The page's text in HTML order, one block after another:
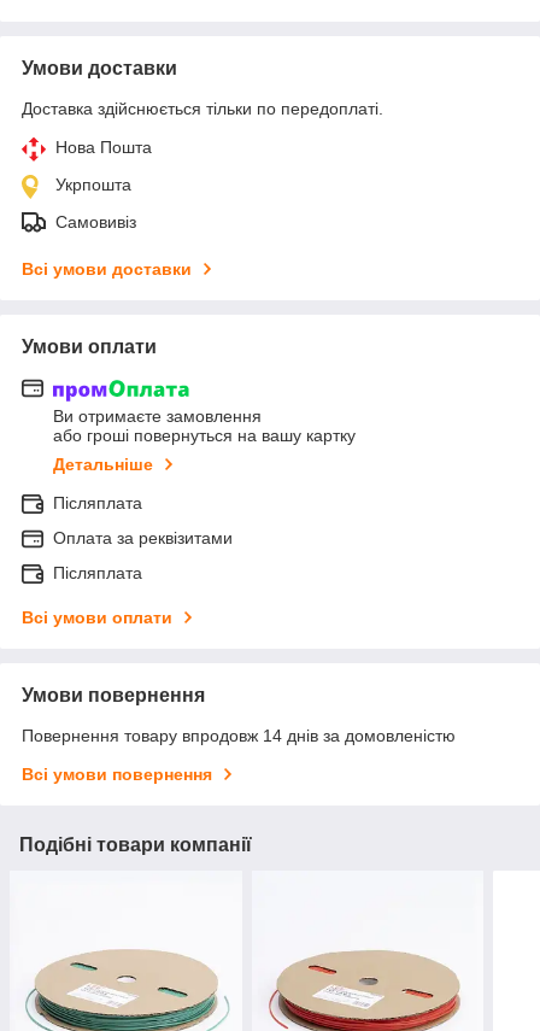
Умови доставки
Доставка здійснюється тільки по передоплаті.
Нова Пошта
Укрпошта
Самовивіз
Всі умови доставки
Умови оплати
Ви отримаєте замовлення
або гроші повернуться на вашу картку
Детальніше
Післяплата
Оплата за реквізитами
Післяплата
Всі умови оплати
Умови повернення
Повернення товару впродовж 14 днів за домовленістю
Всі умови повернення
Подібні товари компанії